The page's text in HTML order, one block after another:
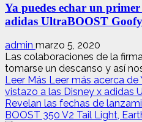
Ya puedes echar un
adidas UltraBOOST Goofy
admin marzo 5, 2020
Las colaboraciones de la
tomarse un descanso y así
Leer Más Leer más acerca
vistazo a las Disney x adidas
Revelan las fechas de
BOOST 350 V2 Tail Light,